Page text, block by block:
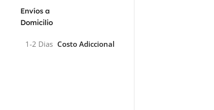
Envíos a
Domicilio
1-2 Dias Costo Adiccional